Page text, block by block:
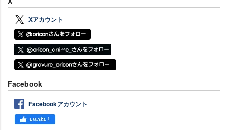
Xアカウント
Facebook
Facebookアカウント